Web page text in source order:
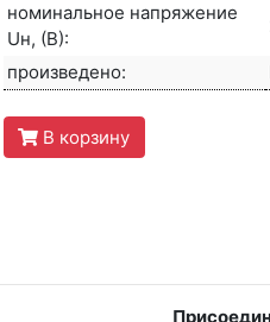
номинальное напряжение
Uн, (В):
произведено:
В корзину